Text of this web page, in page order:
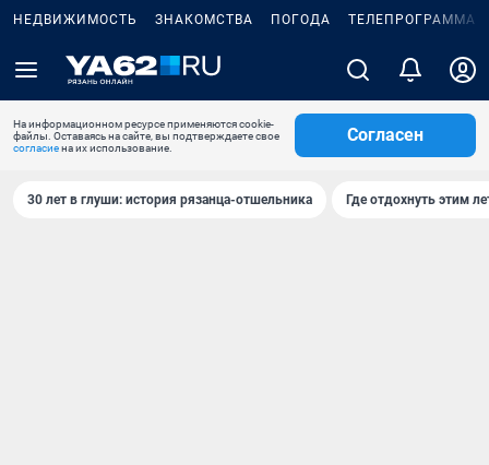
НЕДВИЖИМОСТЬ ЗНАКОМСТВА ПОГОДА ТЕЛЕПРОГРАММА
На информационном ресурсе применяются cookie-
файлы. Оставаясь на сайте, вы подтверждаете свое
согласиена их использование.
Согласен
30 лет в глуши: история рязанца-отшельника Где отдохнуть этим